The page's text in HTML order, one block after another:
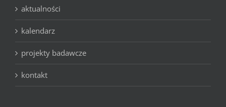
aktualności
kalendarz
projekty badawcze
kontakt